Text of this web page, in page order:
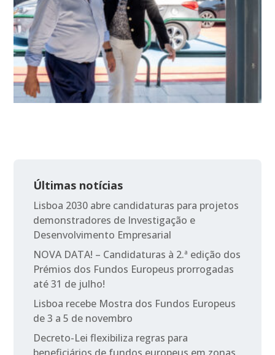
Últimas notícias
Lisboa 2030 abre candidaturas para projetos
demonstradores de Investigação e
Desenvolvimento Empresarial
NOVA DATA! – Candidaturas à 2.ª edição dos
Prémios dos Fundos Europeus prorrogadas
até 31 de julho!
Lisboa recebe Mostra dos Fundos Europeus
de 3 a 5 de novembro
Decreto-Lei flexibiliza regras para